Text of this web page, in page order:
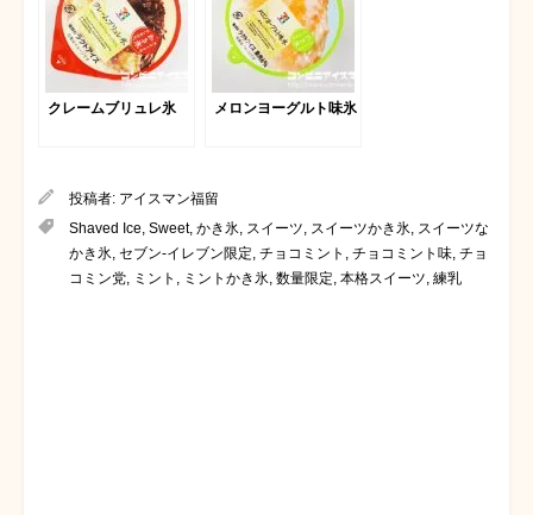
クレームブリュレ氷 メロンヨーグルト味氷
投稿者: アイスマン福留
Shaved Ice, Sweet, かき氷, スイーツ, スイーツかき氷, スイーツな
かき氷, セブン-イレブン限定, チョコミント , チョコミント味, チョ
コミン党, ミント , ミントかき氷, 数量限定, 本格スイーツ, 練乳